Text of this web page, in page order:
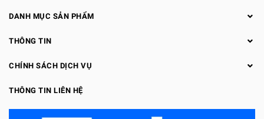
DANH MỤC SẢN PHẨM
THÔNG TIN
CHÍNH SÁCH DỊCH VỤ
THÔNG TIN LIÊN HỆ